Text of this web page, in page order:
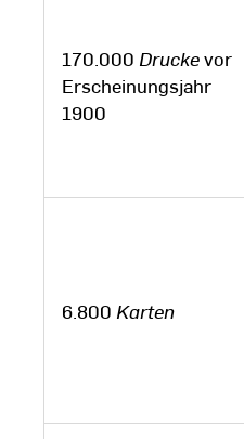
170.000 Druckevor
Erscheinungsjahr
1900
6.800 Karten